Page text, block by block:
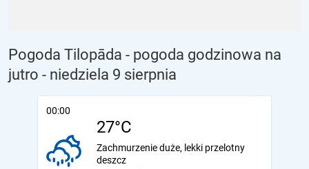
Pogoda Tilopāda - pogoda godzinowa na
jutro - niedziela 9 sierpnia
00:00
27°C
Zachmurzenie duże, lekki przelotny
deszcz